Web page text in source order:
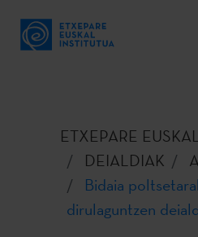
ETXEPARE
DEIALDIAK
Bidaia
dirulaguntzen